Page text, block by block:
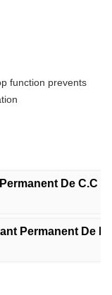
function prevents
De C.C
Permanent De